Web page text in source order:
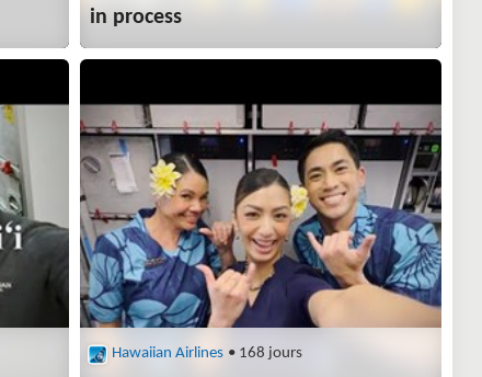
in process
Hawaiian Airlines • 168 jours